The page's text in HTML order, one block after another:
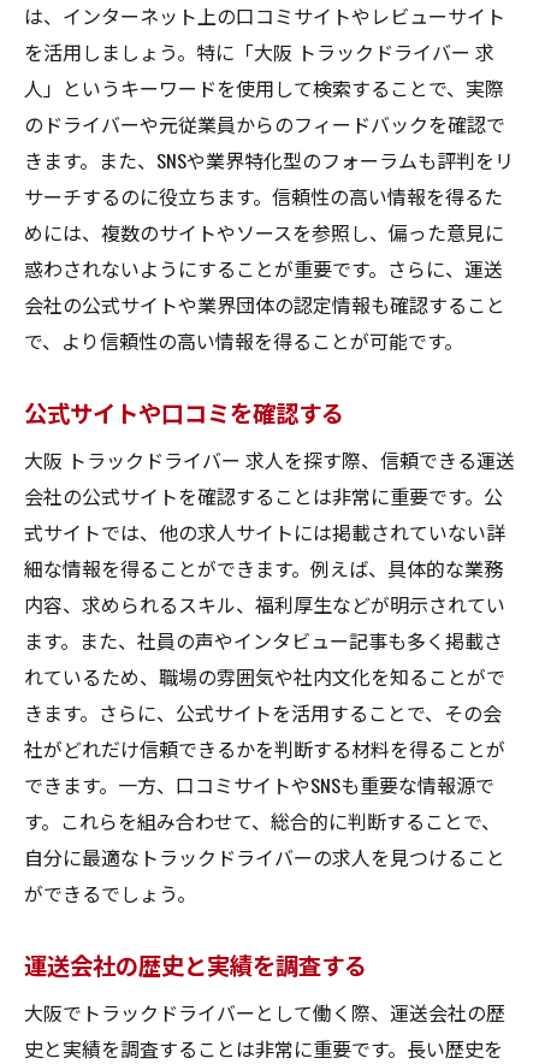
は、インターネット上の口コミサイトやレビューサイト
を活用しましょう。特に「大阪 トラックドライバー 求
人」というキーワードを使用して検索することで、実際
のドライバーや元従業員からのフィードバックを確認で
きます。また、SNSや業界特化型のフォーラムも評判をリ
サーチするのに役立ちます。信頼性の高い情報を得るた
めには、複数のサイトやソースを参照し、偏った意見に
惑わされないようにすることが重要です。さらに、運送
会社の公式サイトや業界団体の認定情報も確認すること
で、より信頼性の高い情報を得ることが可能です。
公式サイトや口コミを確認する
大阪 トラックドライバー 求人を探す際、信頼できる運送
会社の公式サイトを確認することは非常に重要です。公
式サイトでは、他の求人サイトには掲載されていない詳
細な情報を得ることができます。例えば、具体的な業務
内容、求められるスキル、福利厚生などが明示されてい
ます。また、社員の声やインタビュー記事も多く掲載さ
れているため、職場の雰囲気や社内文化を知ることがで
きます。さらに、公式サイトを活用することで、その会
社がどれだけ信頼できるかを判断する材料を得ることが
できます。一方、口コミサイトやSNSも重要な情報源で
す。これらを組み合わせて、総合的に判断することで、
自分に最適なトラックドライバーの求人を見つけること
ができるでしょう。
運送会社の歴史と実績を調査する
大阪でトラックドライバーとして働く際、運送会社の歴
史と実績を調査することは非常に重要です。長い歴史を